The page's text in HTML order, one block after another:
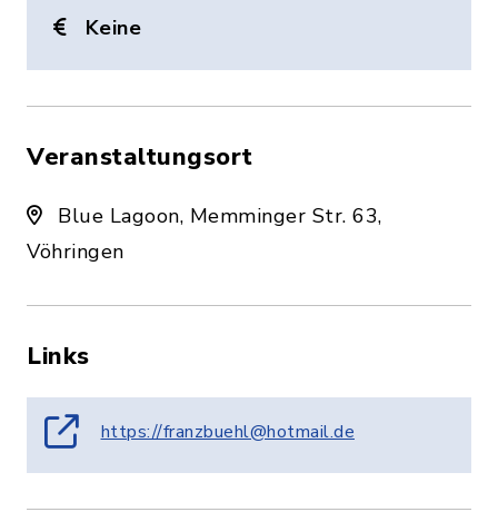
Keine
Veranstaltungsort
Blue Lagoon, Memminger Str. 63,
Vöhringen
Links
https://franzbuehl@hotmail.de